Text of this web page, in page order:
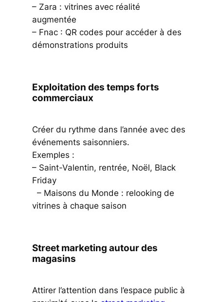
– Zara : vitrines avec réalité
augmentée
– Fnac : QR codes pour accéder à des
démonstrations produits
Exploitation des temps forts
commerciaux
Créer du rythme dans l’année avec des
événements saisonniers.
Exemples :
– Saint-Valentin, rentrée, Noël, Black
Friday
– Maisons du Monde : relooking de
vitrines à chaque saison
Street marketing autour des
magasins
Attirer l’attention dans l’espace public à